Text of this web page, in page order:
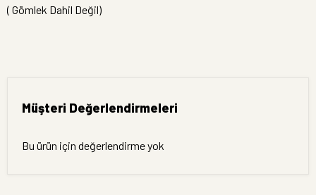
( Gömlek Dahil Değil)
Müşteri Değerlendirmeleri
Bu ürün için değerlendirme yok